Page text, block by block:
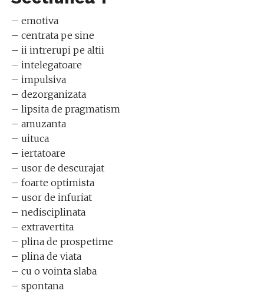
– emotiva
– centrata pe sine
– ii intrerupi pe altii
– intelegatoare
– impulsiva
– dezorganizata
– lipsita de pragmatism
– amuzanta
– uituca
– iertatoare
– usor de descurajat
– foarte optimista
– usor de infuriat
– nedisciplinata
– extravertita
– plina de prospetime
– plina de viata
– cu o vointa slaba
– spontana